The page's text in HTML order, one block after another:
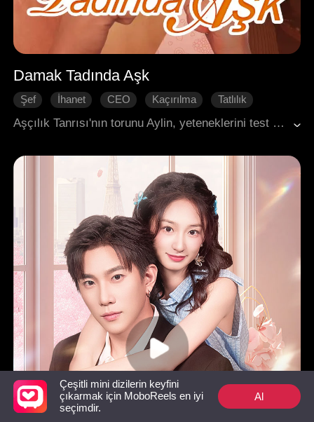
Damak Tadında Aşk
Şef İhanet CEO Kaçırılma
Tatlılık
Aşçılık Tanrısı'nın torunu Aylin, yeteneklerini test etmek için şehre geldiğinde ona "köylü" diyerek alay ettiler. Ancak olağanüstü yemek yeteneğiyle kendini küçümseyen herkesi fetheden Aylin, "Aşçılık Tanrısı" unvanını kazandı. Ve beklenmedik bir şekilde, gerçek aşkı da buldu.
Çeşitli mini dizilerin keyfini
çıkarmak için MoboReels en iyi
seçimdir.
Al